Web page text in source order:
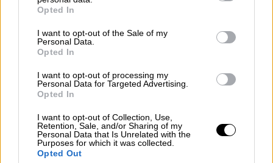
Opted In
I want to opt-out of the Sale of my
Personal Data.
Opted In
I want to opt-out of processing my
Personal Data for Targeted Advertising.
Opted In
I want to opt-out of Collection, Use,
Retention, Sale, and/or Sharing of my
Personal Data that Is Unrelated with the
Purposes for which it was collected.
Opted Out
Otero: "El modelo de Maduro es
destructivo, represivo, autoritario y
tiene como objetivo mantenerse en el
poder indefinidamente"